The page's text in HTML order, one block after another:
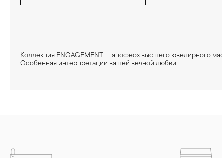
Коллекция ENGAGEMENT — апофеоз высшего ювелирного
Особенная интерпретации вашей вечной любви.